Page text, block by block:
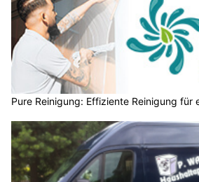
Pure Reinigung: Effiziente Reinigung für